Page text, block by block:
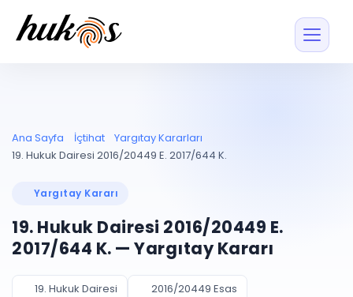
Entegrasyonu
UYAP ile otomatik
UYAP Evrak
Entegrasyonu
UETS Entegrasyonu
Tebligatları anında
Müvekkil ve taraf
Vekalet
Blog
Ücretsiz Başlayın Giriş Yap
Ana Sayfa İçtihat
Yargıtay Kararları
19. Hukuk Dairesi 2016/20449 E. 2017/644 K.
Yargıtay Kararı
19. Hukuk Dairesi 2016/20449 E.
2017/644 K. — Yargıtay Kararı
19. Hukuk Dairesi
2016/20449 Esas